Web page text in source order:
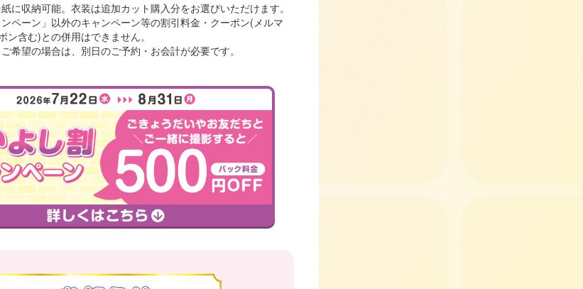
に収納可能。衣装は追加カット購入分をお選びいただけます。
ペーン」以外のキャンペーン等の割引料金・クーポン(メルマ
ン含む)との併用はできません。
希望の場合は、別日のご予約・お会計が必要です。